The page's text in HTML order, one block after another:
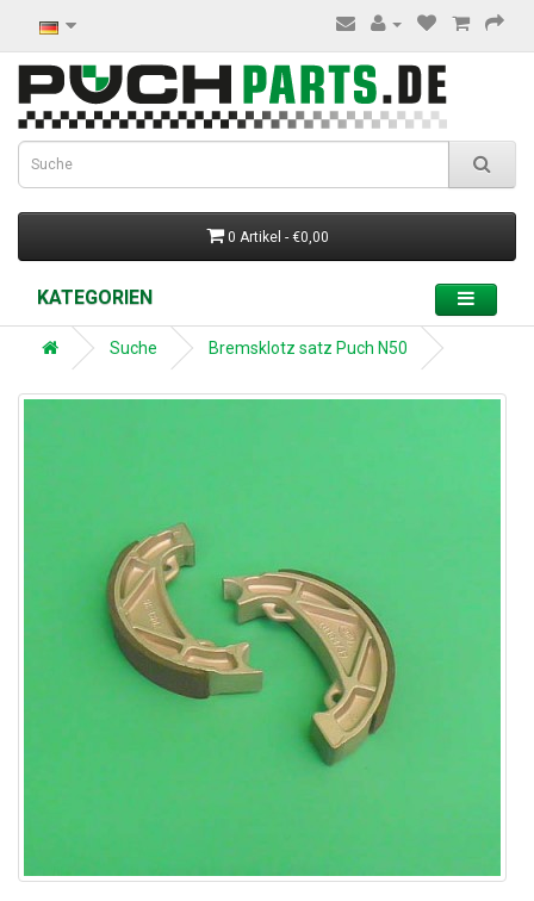
0 Artikel - €0,00
KATEGORIEN
Suche Bremsklotz satz Puch N50